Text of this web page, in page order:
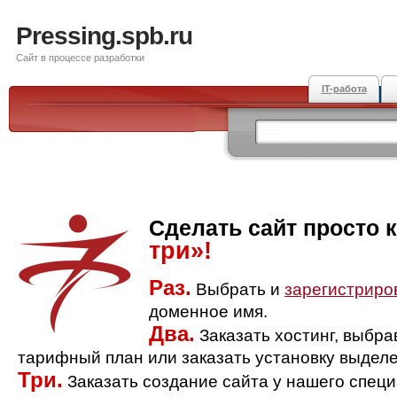
Pressing.spb.ru
Сайт в процессе разработки
IT-работа
Сделать сайт просто
три»!
Раз. Выбрать и
доменное имя.
Два. Заказать хостинг,
тарифный план или заказать установку
Три. Заказать создание сайта у нашего